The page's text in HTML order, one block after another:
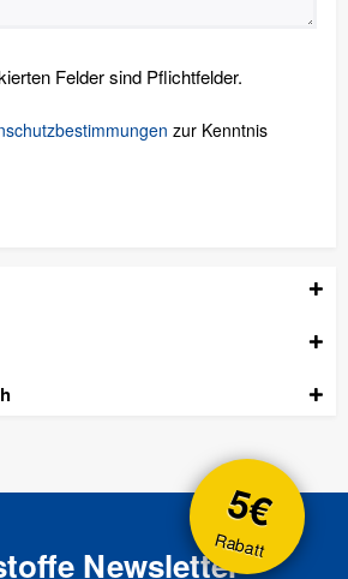
Felder sind Pflichtfelder.
zur Kenntnis
5€
Rabatt
Newsletter